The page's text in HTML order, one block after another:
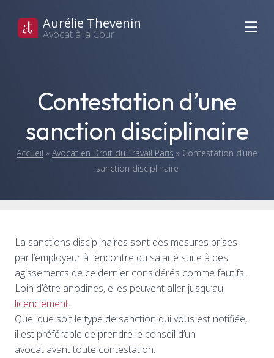
Aurélie Thevenin
Avocat à la Cour
Contestation d’une
sanction disciplinaire
Accueil » Avocat en Droit du Travail Paris » Contestation d’une
sanction disciplinaire
La sanctions disciplinaires sont des mesures prises
par l’employeur à l’encontre du salarié suite à des
agissements de ce dernier considérés comme fautifs.
Loin d’être anodines, elles peuvent aller jusqu’au
licenciement.
Quel que soit le type de sanction qui vous est notifiée,
il est préférable de prendre le conseil d’un
avocat avant toute contestation.